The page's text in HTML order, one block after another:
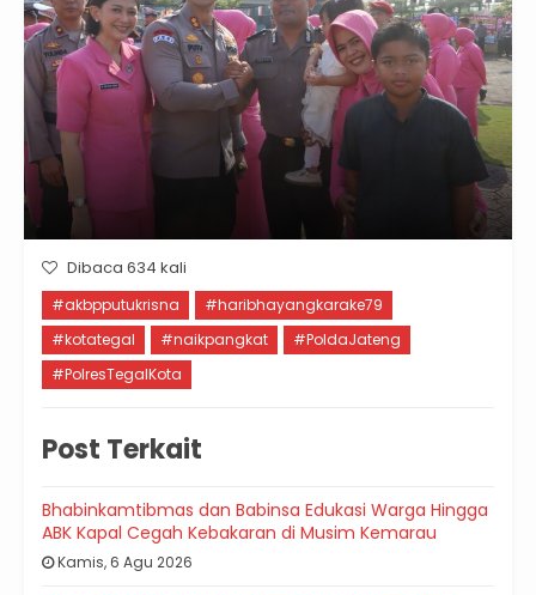
Dibaca 634 kali
#akbpputukrisna
#haribhayangkarake79
#kotategal
#naikpangkat
#PoldaJateng
#PolresTegalKota
Post Terkait
Bhabinkamtibmas dan Babinsa Edukasi Warga Hingga
ABK Kapal Cegah Kebakaran di Musim Kemarau
Kamis, 6 Agu 2026